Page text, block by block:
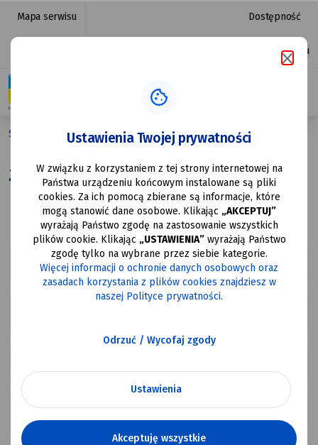
przejdź do nawigacji strony
przejdź do treści strony
przejdź do stopki strony
Zdrowie
Urząd
Miasta
Mysłowice
Mapa serwisu Dostępność
Ułatwienia dostępu
Platforma zakupowa
Strona główna Strefa Mieszkańca Zdrowie
Zdrowie
Placówki zdrowotne
Ustawienia Twojej prywatności
W związku z korzystaniem z tej strony internetowej na
Państwa urządzeniu końcowym instalowane są pliki
cookies. Za ich pomocą zbierane są informacje, które
mogą stanowić dane osobowe. Klikając „AKCEPTUJ”
wyrażają Państwo zgodę na zastosowanie wszystkich
plików cookie. Klikając „USTAWIENIA”wyrażają Państwo
zgodę tylko na wybrane przez siebie kategorie.
Więcej informacji o ochronie danych osobowych oraz
zasadach korzystania z plików cookies znajdziesz w
naszej Polityce prywatności.
Odrzuć / Wycofaj zgody
Ustawienia
Akceptuję wszystkie